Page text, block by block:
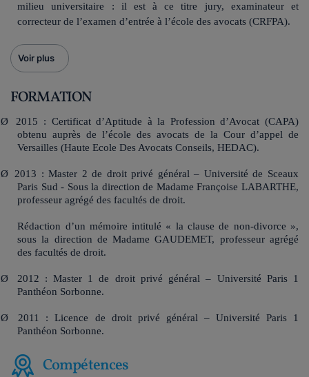
milieu universitaire : il est à ce titre jury, examinateur et
correcteur de l’examen d’entrée à l’école des avocats (CRFPA).
Voir plus
FORMATION
Ø
2015 : Certificat d’Aptitude à la Profession d’Avocat (CAPA)
obtenu auprès de l’école des avocats de la Cour d’appel de
Versailles (Haute Ecole Des Avocats Conseils, HEDAC).
Ø
2013 : Master 2 de droit privé général – Université de Sceaux
Paris Sud - Sous la direction de Madame Françoise LABARTHE,
professeur agrégé des facultés de droit.
Rédaction d’un mémoire intitulé « la clause de non-divorce »,
sous la direction de Madame GAUDEMET, professeur agrégé
des facultés de droit.
Ø
2012 : Master 1 de droit privé général – Université Paris 1
Panthéon Sorbonne.
Ø
2011 : Licence de droit privé général – Université Paris 1
Panthéon Sorbonne.
Compétences